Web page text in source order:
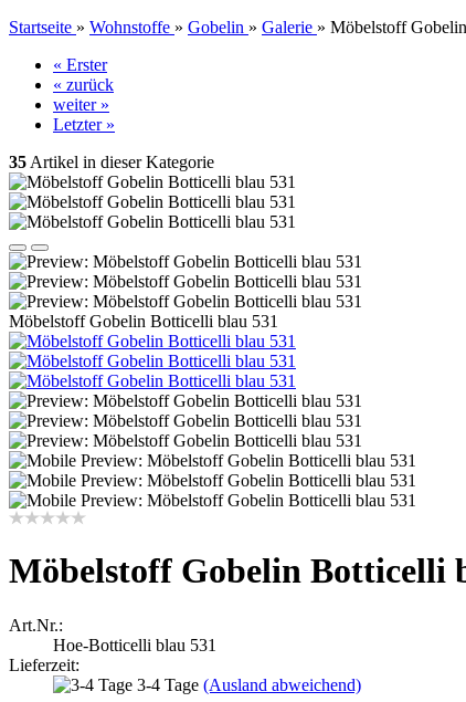
Startseite » Wohnstoffe » Gobelin » Galerie » Möbelstoff
« Erster
« zurück
weiter »
Letzter »
35 Artikel in dieser Kategorie
Möbelstoff Gobelin Botticelli blau 531
Möbelstoff Gobelin Botticelli
Art.Nr.:
Hoe-Botticelli blau 531
Lieferzeit:
3-4 Tage (Ausland abweichend)